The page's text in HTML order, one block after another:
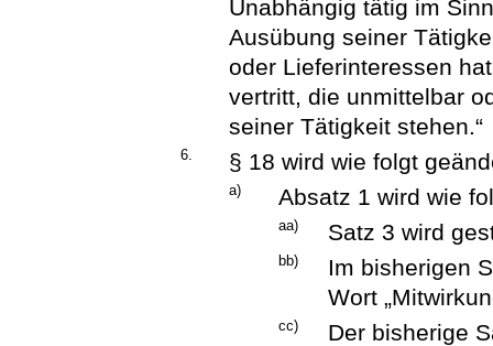
Unabhängig tätig im
Ausübung seiner
oder Lieferinteressen
vertritt, die unmittelbar
seiner Tätigkeit stehen.“
6. § 18 wird wie folgt
a) Absatz 1 wird wie
aa) Satz 3 wird
bb)
Im bisherigen
Wort
cc)
Der bisherige